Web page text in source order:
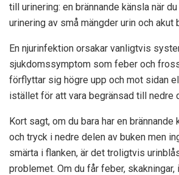
till urinering: en brännande känsla när
urinering av små mängder urin och akut
En njurinfektion orsakar vanligtvis
sjukdomssymptom som feber och
förflyttar sig högre upp och mot sidan
istället för att vara begränsad till nedre
Kort sagt, om du bara har en brännande
och tryck i nedre delen av buken men
smärta i flanken, är det troligtvis
problemet. Om du får feber, skakningar,